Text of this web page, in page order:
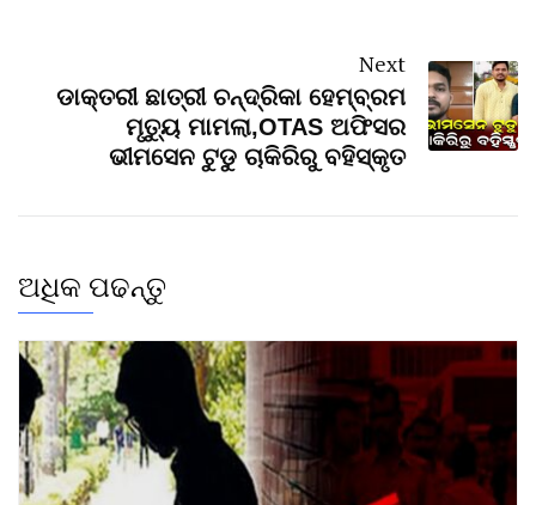
Next
ଡାକ୍ତରୀ ଛାତ୍ରୀ ଚନ୍ଦ୍ରିକା ହେମ୍ବ୍ରମ
ମୃତ୍ୟୁ ମାମଲା,OTAS ଅଫିସର
ଭୀମସେନ ଟୁଡୁ ଚାକିରିରୁ ବହିସ୍କୃତ
ଅଧିକ ପଢନ୍ତୁ